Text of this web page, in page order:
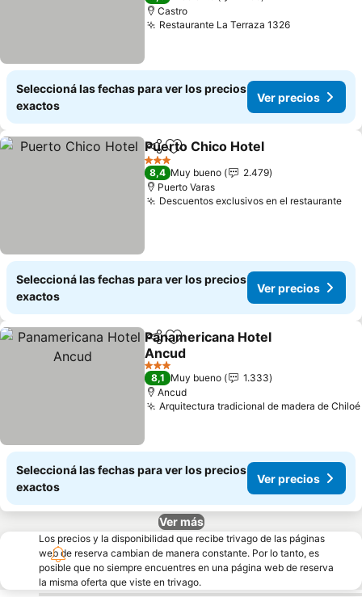
Castro
Restaurante La Terraza 1326Ver precios
Seleccioná las fechas para ver los precios
exactos
Ver precios
CompartirAñadir a favoritos
Puerto Chico Hotel
3 Estrellas
8,4 Muy bueno
2.479
Puerto Varas
Descuentos exclusivos en el restaurante
Seleccioná las fechas para ver los precios
exactos
Ver precios
CompartirAñadir a favoritos
Panamericana Hotel
Ancud
Ver precios
3 Estrellas
8,1 Muy bueno
1.333
Ancud
Arquitectura tradicional de madera de Chiloé
Seleccioná las fechas para ver los precios
exactos
Ver precios
Ver más
Los precios y la disponibilidad que recibe trivago de las páginas
web de reserva cambian de manera constante. Por lo tanto, es
posible que no siempre encuentres en una página web de reserva
la misma oferta que viste en trivago.